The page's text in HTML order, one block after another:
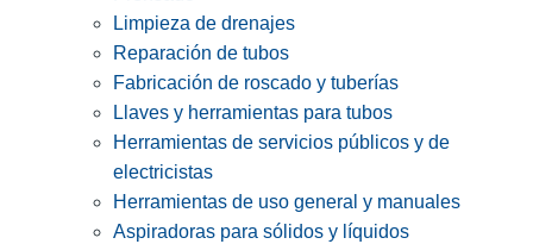
Limpieza de drenajes
Reparación de tubos
Fabricación de roscado y tuberías
Llaves y herramientas para tubos
Herramientas de servicios públicos y de
electricistas
Herramientas de uso general y manuales
Aspiradoras para sólidos y líquidos